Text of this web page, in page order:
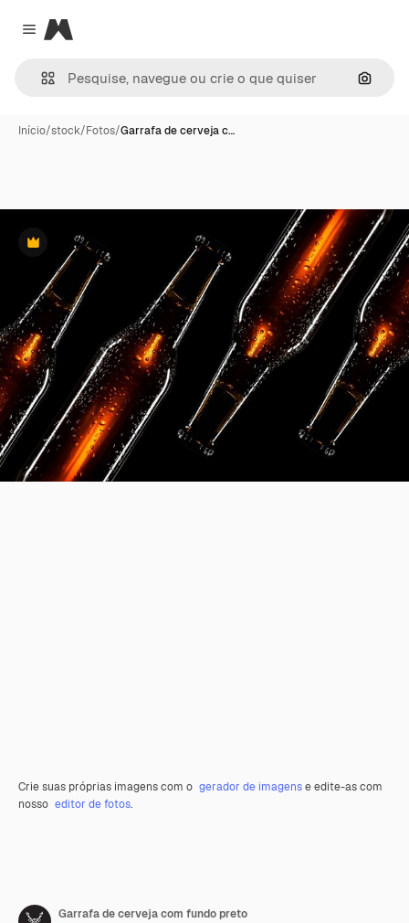
Close menu
Magnific
Início/stock/Fotos/Garrafa de cerveja c…
Premium
Crie suas próprias imagens com o gerador de imagense edite-as com
nosso editor de fotos.
Garrafa de cerveja com fundo preto